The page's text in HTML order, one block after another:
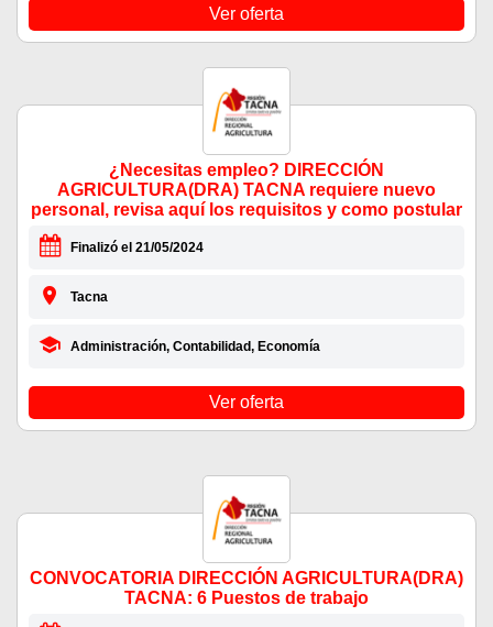
Ver oferta
¿Necesitas empleo? DIRECCIÓN
AGRICULTURA(DRA) TACNA requiere nuevo
personal, revisa aquí los requisitos y como postular
Finalizó el 21/05/2024
Tacna
Administración, Contabilidad, Economía
Ver oferta
CONVOCATORIA DIRECCIÓN AGRICULTURA(DRA)
TACNA: 6 Puestos de trabajo